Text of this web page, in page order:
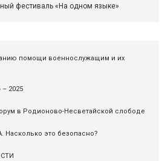
фестиваль «На одном языке»
помощи военнослужащим и их
2025
в Родионово-Несветайской слободе
это безопасно?